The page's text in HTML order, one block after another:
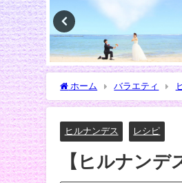
ホーム バラエティ
ヒルナンデス レシピ
【ヒルナン